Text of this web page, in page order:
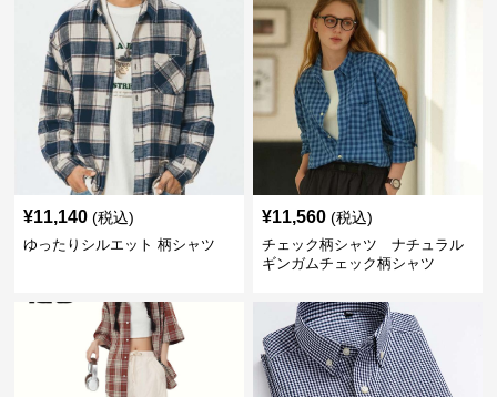
¥11,140 (税込)
ゆったりシルエット 柄シャツ
¥11,560 (税込)
チェック柄シャツ ナチュラル
ギンガムチェック柄シャツ